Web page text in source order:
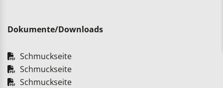
Dokumente/Downloads
Schmuckseite
Schmuckseite
Schmuckseite